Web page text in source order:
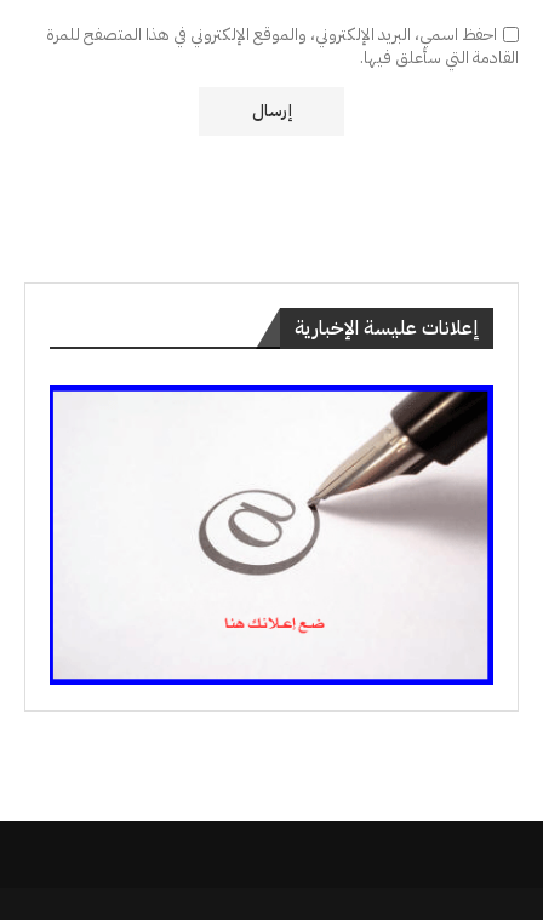
احفظ اسمي، البريد الإلكتروني، والموقع الإلكتروني في هذا المتصفح للمرة
القادمة التي سأعلق فيها.
إعلانات عليسة الإخبارية